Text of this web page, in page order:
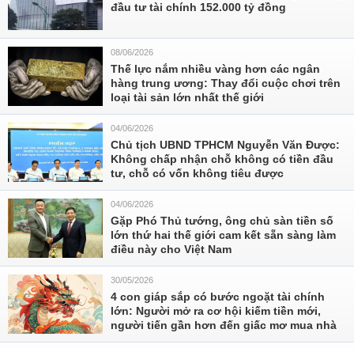
đầu tư tài chính 152.000 tỷ đồng
08/06/2026
Thế lực nắm nhiều vàng hơn các ngân
hàng trung ương: Thay đổi cuộc chơi trên
loại tài sản lớn nhất thế giới
04/06/2026
Chủ tịch UBND TPHCM Nguyễn Văn Được:
Không chấp nhận chỗ không có tiền đầu
tư, chỗ có vốn không tiêu được
04/06/2026
Gặp Phó Thủ tướng, ông chủ sàn tiền số
lớn thứ hai thế giới cam kết sẵn sàng làm
điều này cho Việt Nam
30/05/2026
4 con giáp sắp có bước ngoặt tài chính
lớn: Người mở ra cơ hội kiếm tiền mới,
người tiến gần hơn đến giấc mơ mua nhà